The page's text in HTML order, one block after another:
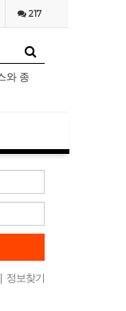
217
별 강의
| 정보찾기